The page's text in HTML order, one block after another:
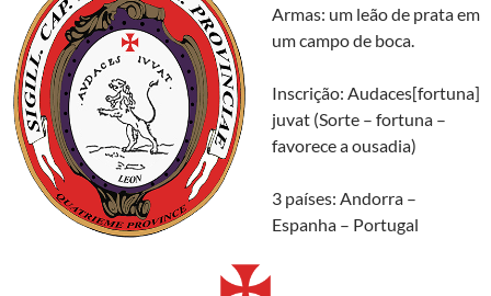
Armas: um leão de prata em
um campo de boca.
Inscrição: Audaces[fortuna]
juvat (Sorte – fortuna –
favorece a ousadia)
3 países: Andorra –
Espanha – Portugal